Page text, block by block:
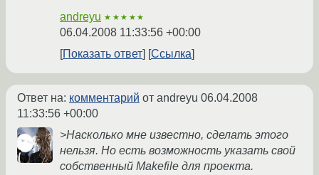
andreyu ★★★★★
06.04.2008 11:33:56 +00:00
Показать ответ
Ссылка
Ответ на: комментарий от andreyu 06.04.2008
11:33:56 +00:00
>Насколько мне известно, сделать этого
нельзя. Но есть возможность указать свой
собственный Makefile для проекта.